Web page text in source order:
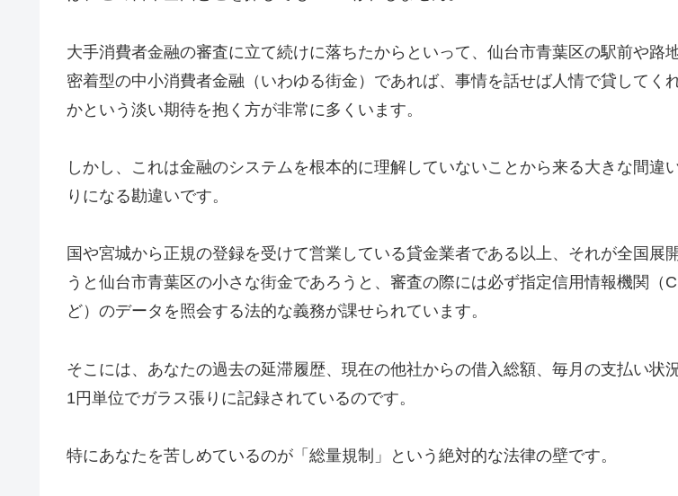
大手消費者金融の審査に立て続けに落ちたからといって、仙台市青葉区の駅前や路
密着型の中小消費者金融（いわゆる街金）であれば、事情を話せば人情で貸してく
かという淡い期待を抱く方が非常に多くいます。
しかし、これは金融のシステムを根本的に理解していないことから来る大きな間違
りになる勘違いです。
国や宮城から正規の登録を受けて営業している貸金業者である以上、それが全国展
うと仙台市青葉区の小さな街金であろうと、審査の際には必ず指定信用情報機関（
ど）のデータを照会する法的な義務が課せられています。
そこには、あなたの過去の延滞履歴、現在の他社からの借入総額、毎月の支払い状
1円単位でガラス張りに記録されているのです。
特にあなたを苦しめているのが「総量規制」という絶対的な法律の壁です。